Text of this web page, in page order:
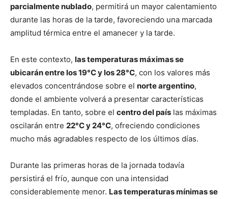
se
parcialmente nublado, permitirá un mayor calentamiento
durante las horas de la tarde, favoreciendo una marcada
amplitud térmica entre el amanecer y la tarde.
En este contexto, las temperaturas máximas se
ubicarán entre los 19°C y los 28°C, con los valores más
elevados concentrándose sobre el norte argentino,
donde el ambiente volverá a presentar características
templadas. En tanto, sobre el centro del país las máximas
oscilarán entre 22°C y 24°C, ofreciendo condiciones
mucho más agradables respecto de los últimos días.
Durante las primeras horas de la jornada todavía
persistirá el frío, aunque con una intensidad
considerablemente menor. Las temperaturas mínimas se